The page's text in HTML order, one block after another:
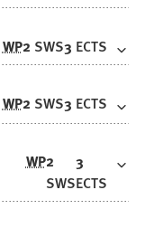
WP2 SWS3 ECTS
WP2 SWS3 ECTS
WP2
SWS
3
ECTS